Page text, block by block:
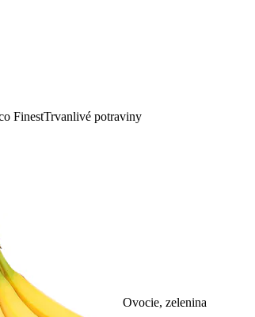
FinestTrvanlivé potraviny
Ovocie, zelenina